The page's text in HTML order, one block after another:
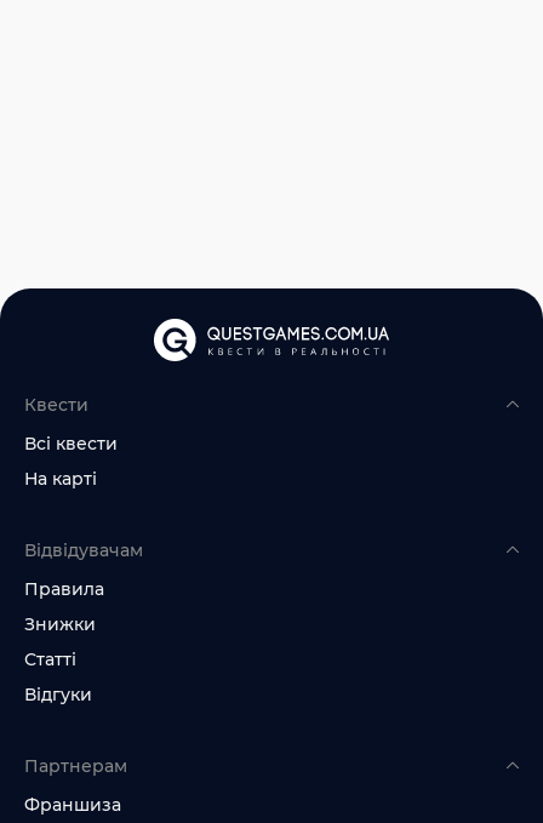
Квести
Всі квести
На карті
Відвідувачам
Правила
Знижки
Статті
Відгуки
Партнерам
Франшиза